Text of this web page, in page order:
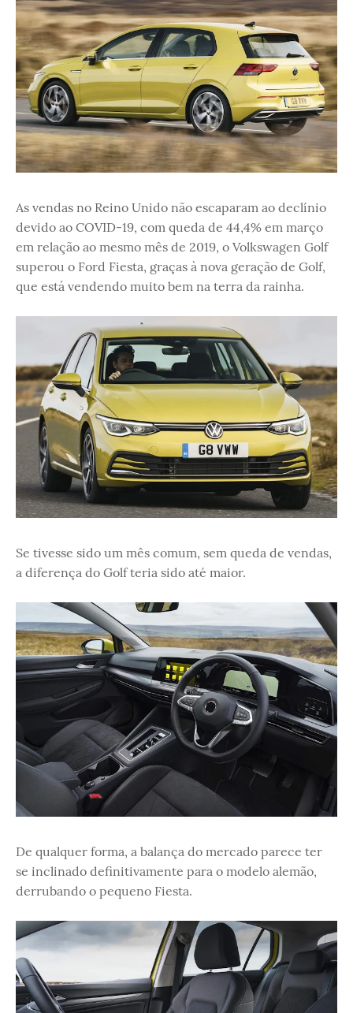
As vendas no Reino Unido não escaparam ao declínio
devido ao COVID-19, com queda de 44,4% em março
em relação ao mesmo mês de 2019, o Volkswagen Golf
superou o Ford Fiesta, graças à nova geração de Golf,
que está vendendo muito bem na terra da rainha.
Se tivesse sido um mês comum, sem queda de vendas,
a diferença do Golf teria sido até maior.
De qualquer forma, a balança do mercado parece ter
se inclinado definitivamente para o modelo alemão,
derrubando o pequeno Fiesta.